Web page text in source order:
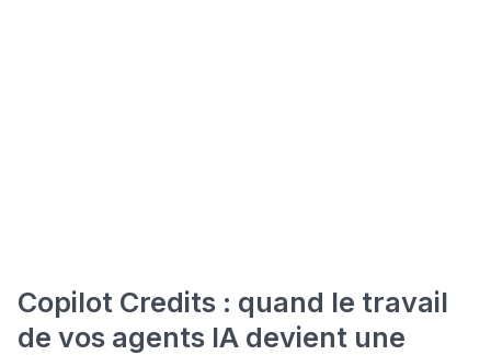
Copilot Credits : quand le travail
de vos agents IA devient une